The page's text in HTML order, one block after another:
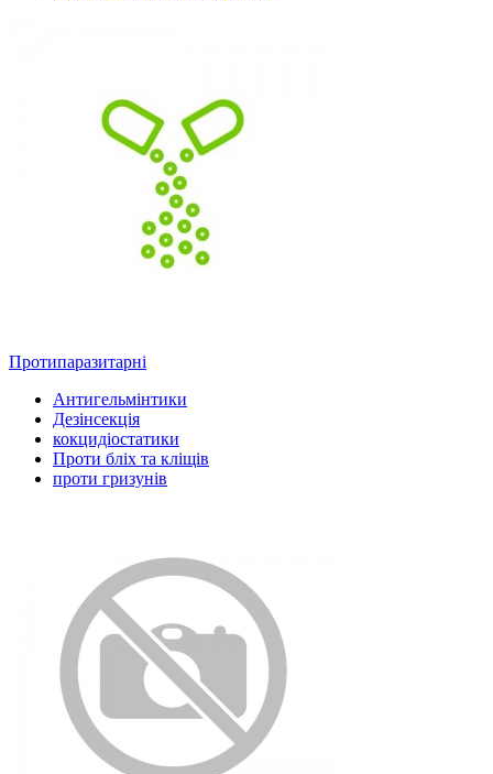
Протипаразитарні
Антигельмінтики
Дезінсекція
кокцидіостатики
Проти бліх та кліщів
проти гризунів